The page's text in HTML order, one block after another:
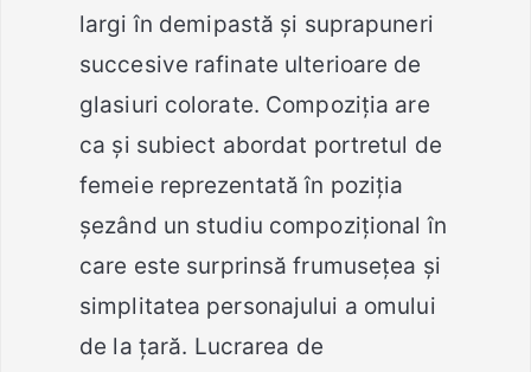
largi în demipastă și suprapuneri
succesive rafinate ulterioare de
glasiuri colorate. Compoziția are
ca și subiect abordat portretul de
femeie reprezentată în poziția
șezând un studiu compozițional în
care este surprinsă frumusețea și
simplitatea personajului a omului
de la țară. Lucrarea de